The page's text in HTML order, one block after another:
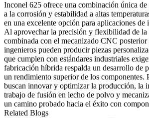
Inconel 625 ofrece una combinación única de
a la corrosión y estabilidad a altas
en una excelente opción para aplicaciones de
Al aprovechar la precisión y flexibilidad de
combinada con el mecanizado CNC
ingenieros pueden producir piezas
que cumplen con estándares industriales
fabricación híbrida respalda un desarrollo de
un rendimiento superior de los componentes.
buscan innovar y optimizar la producción, la
trabajo de fusión en lecho de polvo y
un camino probado hacia el éxito con
Related Blogs